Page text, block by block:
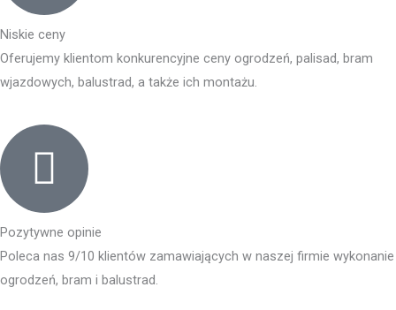
Niskie ceny
Oferujemy klientom konkurencyjne ceny ogrodzeń, palisad, bram
wjazdowych, balustrad, a także ich montażu.
Pozytywne opinie
Poleca nas 9/10 klientów zamawiających w naszej firmie wykonanie
ogrodzeń, bram i balustrad.